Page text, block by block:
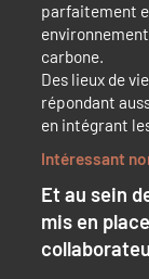
parfaitement
carbone.
Des lieux de
répondant
en intégrant
Intéressant
Et au sein
mis en